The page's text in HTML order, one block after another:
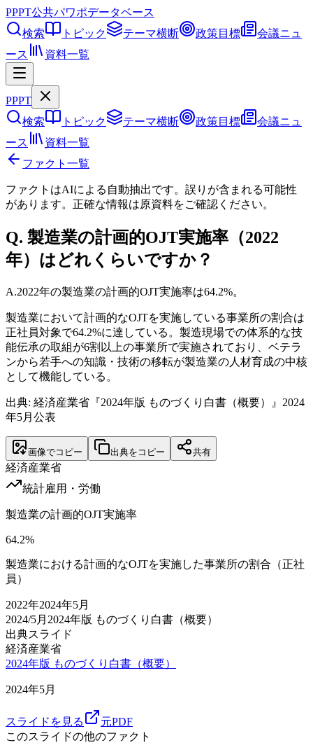
PPPT公共パワポデータベース
検索
トピック テーマ横断 政策目標
会議ニュ
ース
資料一覧
PPPT
検索
トピック テーマ横断 政策目標
会議ニュ
ース
資料一覧
ファクト一覧
ファクトはAIによる自動抽出です。誤りが含まれる可能性
があります。正確な情報は原資料をご確認ください。
Q. 製造業の計画的OJT実施率（2022
年）はどれくらいですか？
A.2022年の製造業の計画的OJT実施率は64.2%。
製造業において計画的なOJTを実施している事業所の割合は
正社員対象で64.2%に達している。製造現場での体系的な技
能伝承の取組が6割以上の事業所で実施されており、ベテラ
ンから若手への知識・技術の移転が製造業の人材育成の中核
として機能している。
出典: 経済産業省『2024年版 ものづくり白書（概要）』2024
年5月公表
画像でコピー 出典をコピー 共有
経済産業省
統計雇用・労働
製造業の計画的OJT実施率
64.2%
製造業における計画的なOJTを実施した事業所の割合（正社
員）
2022年2024年5月
2024/5月 2024年版 ものづくり白書（概要）
出典スライド
経済産業省
2024年版 ものづくり白書（概要）
2024年5月
スライドを見る
元PDF
このスライドの他のファクト